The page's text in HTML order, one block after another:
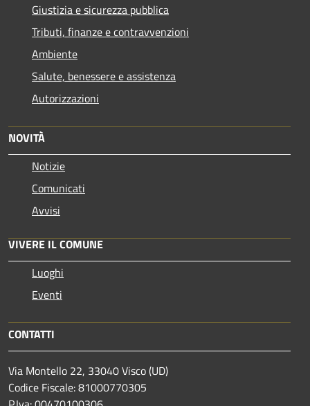
Giustizia e sicurezza pubblica
Tributi, finanze e contravvenzioni
Ambiente
Salute, benessere e assistenza
Autorizzazioni
NOVITÀ
Notizie
Comunicati
Avvisi
VIVERE IL COMUNE
Luoghi
Eventi
CONTATTI
Via Montello 22, 33040 Visco (UD)
Codice Fiscale: 81000770305